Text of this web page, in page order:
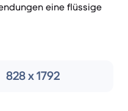
eine flüssige
828 x 1792